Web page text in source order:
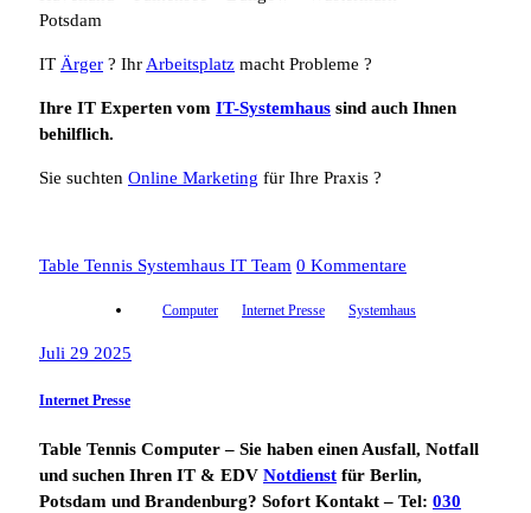
Potsdam
IT Ärger ? Ihr Arbeitsplatz macht Probleme ?
Ihre IT Experten vom IT-Systemhaus sind auch Ihnen
behilflich.
Sie suchten Online Marketing für Ihre Praxis ?
Table Tennis Systemhaus IT Team 0 Kommentare
Computer Internet Presse Systemhaus
Juli 29 2025
Internet Presse
Table Tennis Computer – Sie haben einen Ausfall, Notfall
und suchen Ihren IT & EDV Notdienst für Berlin,
Potsdam und Brandenburg? Sofort Kontakt – Tel: 030